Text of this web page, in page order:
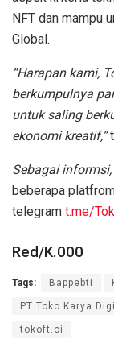
NFT dan mampu
Global.
“Harapan kami,
berkumpulnya
untuk saling
ekonomi kreatif,”
Sebagai informsi,
beberapa
telegram t.me/
Red/K.000
Tags: Bappebti
PT Toko Karya
tokoft.oi